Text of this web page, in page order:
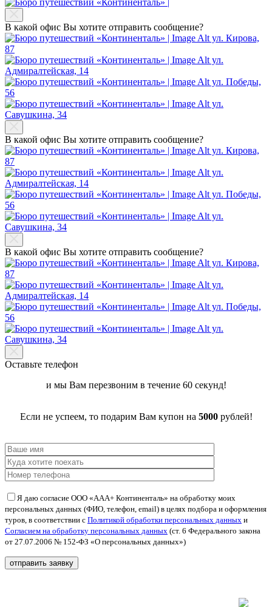
В какой офис Вы хотите отправить сообщение?
ул. Кирова,
87
ул.
Адмиралтейская, 14
ул. Победы,
56
ул.
Савушкина, 34
В какой офис Вы хотите отправить сообщение?
ул. Кирова,
87
ул.
Адмиралтейская, 14
ул. Победы,
56
ул.
Савушкина, 34
В какой офис Вы хотите отправить сообщение?
ул. Кирова,
87
ул.
Адмиралтейская, 14
ул. Победы,
56
ул.
Савушкина, 34
Оставьте телефон
и мы Вам перезвоним в течение 60 секунд!
Если не успеем, то подарим Вам купон на 5000рублей!
Я даю согласие ООО «ААА+ Континенталь» на обработку моих
персональных данных (ФИО, телефон, email) в целях подбора и оформления
туров, в соответствии с Политикой обработки персональных данных и
Согласием на обработку персональных данных (ст. 6 Федерального закона
от 27.07.2006 № 152-ФЗ «О персональных данных»)